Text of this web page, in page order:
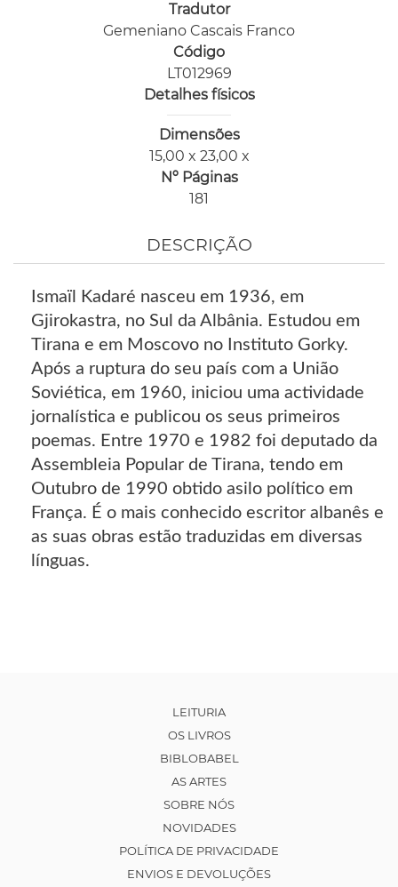
Tradutor
Gemeniano Cascais Franco
Código
LT012969
Detalhes físicos
Dimensões
15,00 x 23,00 x
Nº Páginas
181
DESCRIÇÃO
Ismaïl Kadaré nasceu em 1936, em
Gjirokastra, no Sul da Albânia. Estudou em
Tirana e em Moscovo no Instituto Gorky.
Após a ruptura do seu país com a União
Soviética, em 1960, iniciou uma actividade
jornalística e publicou os seus primeiros
poemas. Entre 1970 e 1982 foi deputado da
Assembleia Popular de Tirana, tendo em
Outubro de 1990 obtido asilo político em
França. É o mais conhecido escritor albanês e
as suas obras estão traduzidas em diversas
línguas.
LEITURIA
OS LIVROS
BIBLOBABEL
AS ARTES
SOBRE NÓS
NOVIDADES
POLÍTICA DE PRIVACIDADE
ENVIOS E DEVOLUÇÕES